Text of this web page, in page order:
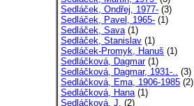
Sedláček, Ondřej, 1977- (3)
Sedláček, Pavel, 1965- (1)
Sedláček, Sava(1)
Sedláček, Stanislav (1)
Sedláček-Promyk, Hanuš (1)
Sedláčková, Dagmar(1)
Sedláčková, Dagmar, 1931-.. (3)
Sedláčková, Ema, 1906-1985 (2)
Sedláčková, Hana(1)
Sedláčková, J. (2)